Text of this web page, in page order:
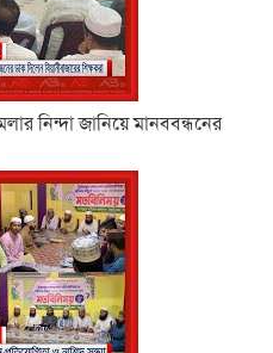
নিন্দা জানিয়ে মানববন্ধনের